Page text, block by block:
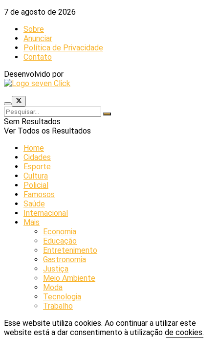
7 de agosto de 2026
Sobre
Anunciar
Política de Privacidade
Contato
Desenvolvido por
Sem Resultados
Ver Todos os Resultados
Home
Cidades
Esporte
Cultura
Policial
Famosos
Saúde
Internacional
Mais
Economia
Educação
Entretenimento
Gastronomia
Justiça
Meio Ambiente
Moda
Tecnologia
Trabalho
Esse website utiliza cookies. Ao continuar a utilizar este
website está a dar consentimento à utilização de cookies.